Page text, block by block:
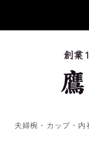
夫婦椀・カップ・